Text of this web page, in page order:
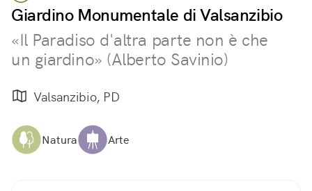
Giardino Monumentale di Valsanzibio
«Il Paradiso d'altra parte non è che
un giardino» (Alberto Savinio)
Valsanzibio, PD
Natura Arte